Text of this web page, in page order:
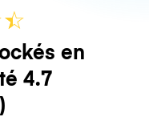
☆
★
en
4.7